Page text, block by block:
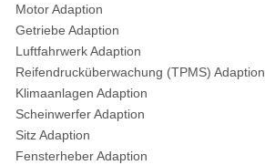
Motor Adaption
Getriebe Adaption
Luftfahrwerk Adaption
Reifendrucküberwachung (TPMS) Adaption
Klimaanlagen Adaption
Scheinwerfer Adaption
Sitz Adaption
Fensterheber Adaption